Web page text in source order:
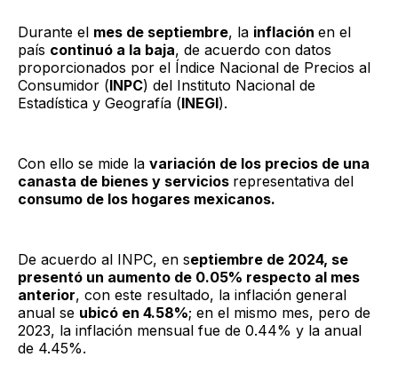
Durante el mes de septiembre, la inflación en el
país continuó a la baja, de acuerdo con datos
proporcionados por el Índice Nacional de Precios al
Consumidor (INPC) del Instituto Nacional de
Estadística y Geografía (INEGI).
Con ello se mide la variación de los precios de una
canasta de bienes y servicios representativa del
consumo de los hogares mexicanos.
De acuerdo al INPC, en septiembre de 2024, se
presentó un aumento de 0.05% respecto al mes
anterior, con este resultado, la inflación general
anual se ubicó en 4.58%; en el mismo mes, pero de
2023, la inflación mensual fue de 0.44% y la anual
de 4.45%.